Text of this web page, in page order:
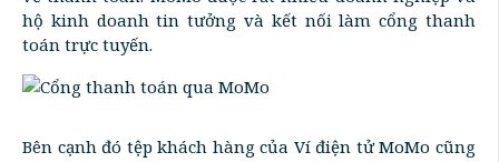
hộ kinh doanh tin tưởng và kết nối làm cổng thanh
toán trực tuyến.
Bên cạnh đó tệp khách hàng của Ví điện tử MoMo cũng